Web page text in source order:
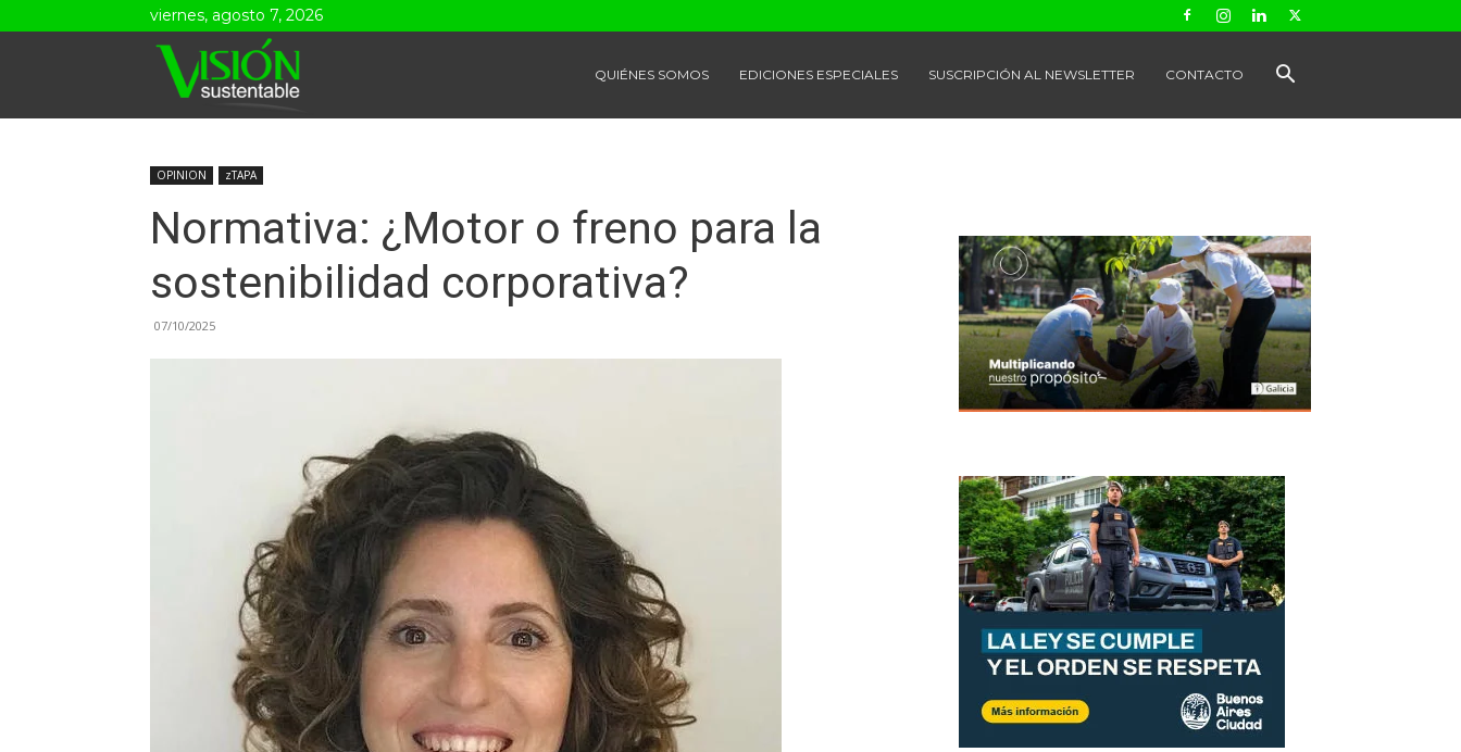
viernes, agosto 7, 2026
QUIÉNES SOMOS EDICIONES ESPECIALES SUSCRIPCIÓN AL NEWSLETTER CONTACTO
OPINION zTAPA
Normativa: ¿Motor o freno para la
sostenibilidad corporativa?
07/10/2025